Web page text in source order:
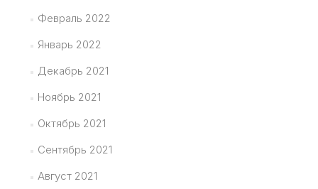
Февраль 2022
Январь 2022
Декабрь 2021
Ноябрь 2021
Октябрь 2021
Сентябрь 2021
Август 2021